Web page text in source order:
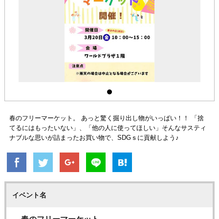
春のフリーマーケット。 あっと驚く掘り出し物がいっぱい！！ 「捨
てるにはもったいない」、「他の人に使ってほしい」そんなサスティ
ナブルな思いが詰まったお買い物で、SDGｓに貢献しよう♪
イベント名